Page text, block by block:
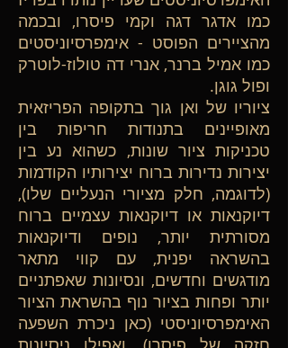
כמו אדגר דגה וקמי פיסרו, ובכמה
מהציירים הפוסט - אימפרסיוניסטים
כמו אמיל ברנר, אנרי דה טולוז-לוטרק
ופול גוגן.
ציוריו של ואן גוך בתקופה הפריזאית
מאופיינים בתנודות חריפות בין
טכניקות ציור שונות, כשהוא נע בין
יצירות נדירות ברוח יצירותיו הקודמות
(לדוגמה, חלק מציורי הנעליים שלו),
דיוקנאות או דיוקנאות עצמיים ברוח
מסורתית יותר, נופים ודיוקנאות
בהשראה יפנית, עם קווי מתאר
מודגשים וחדשים, ונסיונות שאפתניים
יותר ופחות בציור נוף בהשראת הציור
האימפרסיוניסטי (כאן ניכרת השפעה